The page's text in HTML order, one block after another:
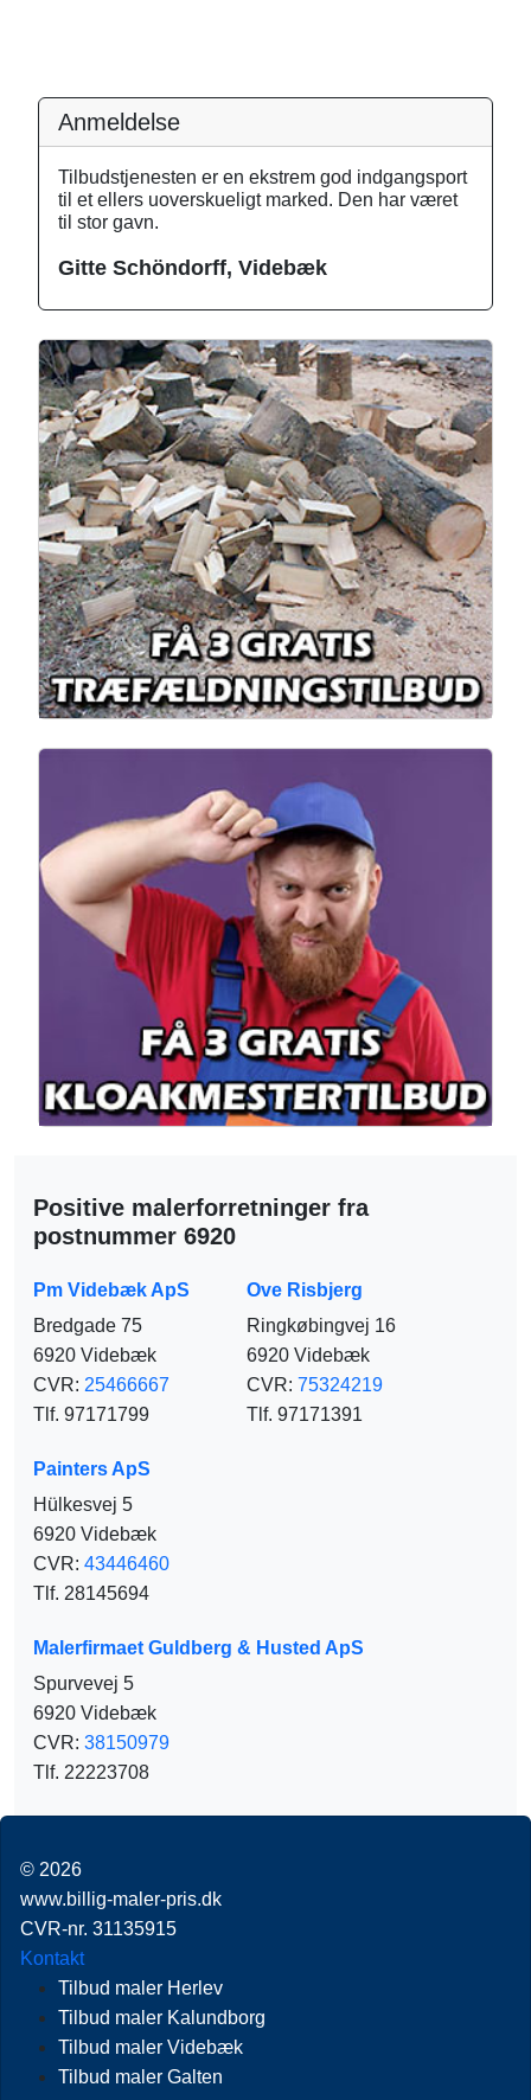
Anmeldelse
Tilbudstjenesten er en ekstrem god indgangsport
til et ellers uoverskueligt marked. Den har været
til stor gavn.
Gitte Schöndorff, Videbæk
Positive malerforretninger fra
postnummer 6920
Pm Videbæk ApS
Bredgade 75
6920 Videbæk
CVR: 25466667
Tlf. 97171799
Ove Risbjerg
Ringkøbingvej 16
6920 Videbæk
CVR: 75324219
Tlf. 97171391
Painters ApS
Hülkesvej 5
6920 Videbæk
CVR: 43446460
Tlf. 28145694
Malerfirmaet Guldberg & Husted ApS
Spurvevej 5
6920 Videbæk
CVR: 38150979
Tlf. 22223708
© 2026
www.billig-maler-pris.dk
CVR-nr. 31135915
Kontakt
Tilbud maler Herlev
Tilbud maler Kalundborg
Tilbud maler Videbæk
Tilbud maler Galten